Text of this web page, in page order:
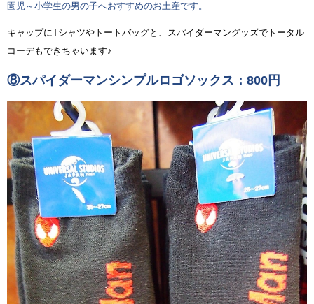
園児～小学生の男の子へおすすめのお土産です。
キャップにTシャツやトートバッグと、スパイダーマングッズでトータル
コーデもできちゃいます♪
⑧スパイダーマンシンプルロゴソックス：800円